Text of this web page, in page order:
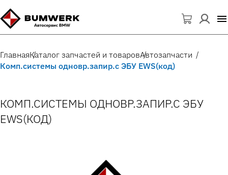
ГлавнаяКаталог запчастей и товаровАвтозапчасти
Комп.системы одновр.запир.с ЭБУ EWS(код)
КОМП.СИСТЕМЫ ОДНОВР.ЗАПИР.С ЭБУ
EWS(КОД)